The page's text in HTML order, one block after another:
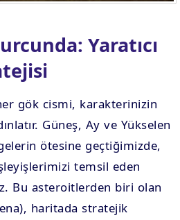
Yaratıcı
gök cismi, karakterinizin
Güneş, Ay ve Yükselen
ötesine geçtiğimizde,
temsil eden
Bu asteroitlerden biri olan
haritada stratejik